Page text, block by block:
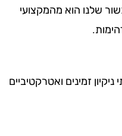
שלנו הוא מהמקצועי
זמינים ואטרקטיביים